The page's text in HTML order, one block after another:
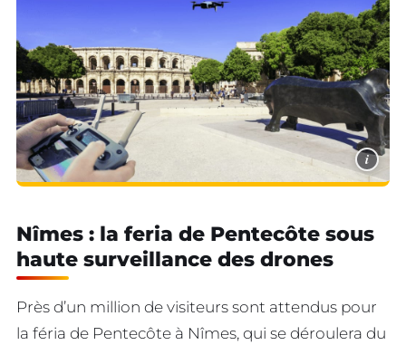
i
Nîmes : la feria de Pentecôte sous
haute surveillance des drones
Près d’un million de visiteurs sont attendus pour
la féria de Pentecôte à Nîmes, qui se déroulera du